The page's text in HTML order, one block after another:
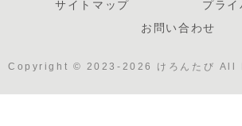
サイトマップ
プラ
お問い合わせ
Copyright © 2023-2026 けろんたび All